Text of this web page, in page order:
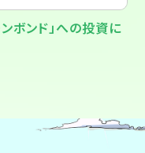
ボンド」への投資に